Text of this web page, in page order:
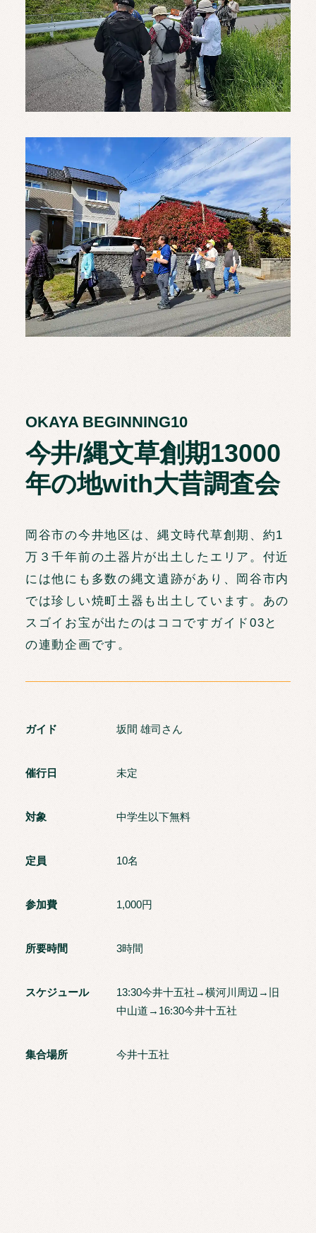
OKAYA BEGINNING10
今井/縄文草創期13000
年の地with大昔調査会
岡谷市の今井地区は、縄文時代草創期、約1
万３千年前の土器片が出土したエリア。付近
には他にも多数の縄文遺跡があり、岡谷市内
では珍しい焼町土器も出土しています。あの
スゴイお宝が出たのはココですガイド03と
の連動企画です。
ガイド 坂間 雄司さん
催行日 未定
対象 中学生以下無料
定員 10名
参加費 1,000円
所要時間 3時間
スケジュール
13:30今井十五社→横河川周辺→旧
中山道→16:30今井十五社
集合場所 今井十五社